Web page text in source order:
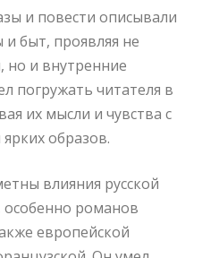
и повести описывали
быт, проявляя не
но и внутренние
погружать читателя в
их мысли и чувства с
образов.
влияния русской
особенно романов
европейской